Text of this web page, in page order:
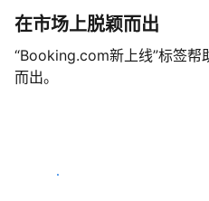
在市场上脱颖而出
“Booking.com新上线”标签帮
而出。
马上开始